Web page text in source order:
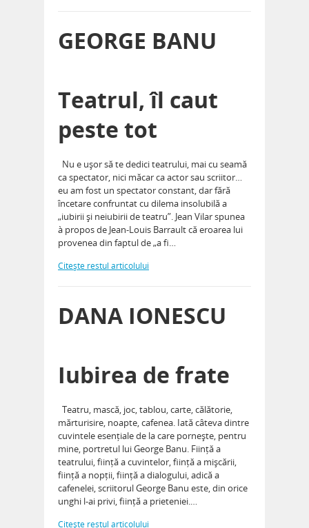
GEORGE BANU
Teatrul, îl caut
peste tot
Nu e ușor să te dedici teatrului, mai cu seamă
ca spectator, nici măcar ca actor sau scriitor…
eu am fost un spectator constant, dar fără
încetare confruntat cu dilema insolubilă a
„iubirii și neiubirii de teatru”. Jean Vilar spunea
à propos de Jean-Louis Barrault că eroarea lui
provenea din faptul de „a fi…
Citeşte restul articolului
DANA IONESCU
Iubirea de frate
Teatru, mască, joc, tablou, carte, călătorie,
mărturisire, noapte, cafenea. Iată câteva dintre
cuvintele esențiale de la care pornește, pentru
mine, portretul lui George Banu. Ființă a
teatrului, ființă a cuvintelor, ființă a mișcării,
ființă a nopții, ființă a dialogului, adică a
cafenelei, scriitorul George Banu este, din orice
unghi l-ai privi, ființă a prieteniei.…
Citeşte restul articolului